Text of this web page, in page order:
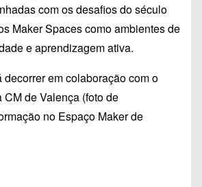
com os desafios do século
Maker Spaces como ambientes de
e aprendizagem ativa.
decorrer em colaboração com o
CM de Valença (foto de
no Espaço Maker de